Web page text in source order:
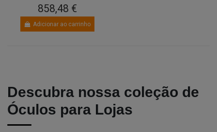
858,48 €
Adicionar ao carrinho
Descubra nossa coleção de
Óculos para Lojas